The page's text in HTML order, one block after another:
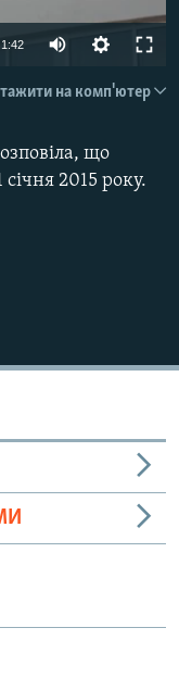
1:42
на комп'ютер
що
2015 року.